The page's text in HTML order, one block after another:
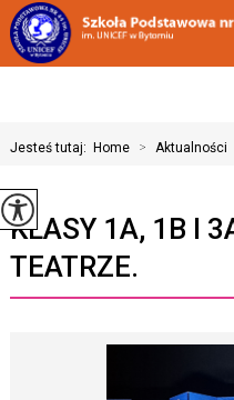
Jesteś tutaj: Home > Aktualności
KLASY 1A, 1B I
TEATRZE.